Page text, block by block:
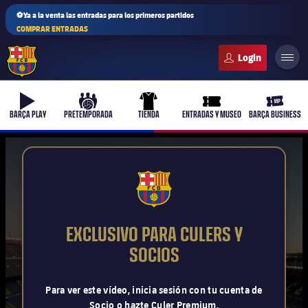
⚽Ya a la venta las entradas para los primeros partidos
COMPRAR ENTRADAS
b-play
BARÇA PLAY
culers-ball
PRETEMPORADA
uniform
TIENDA
ticket-full
ENTRADAS Y MUSEO
ticket-
BARÇA BUSINESS
Actualidad
Barça Atlètic
plusicon
más
FCB Barcelona badge
EXCLUSIVO PARA CULERS Y
SOCIOS
Para ver este vídeo, inicia sesión con tu cuenta de
Socio o hazte Culer Premium.